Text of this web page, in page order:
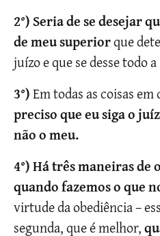
2°) Seria de se desejar
de meu superiorque
juízo e que se desse todo a
3°)Em todas as coisas
preciso que eu siga o
não o meu.
4°) Há três maneiras de
quando fazemos o que
virtude da obediência –
segunda, que é melhor,